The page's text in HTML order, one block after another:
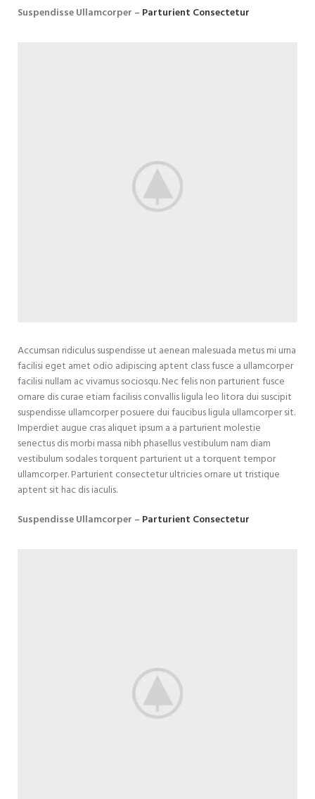
Suspendisse Ullamcorper – Parturient Consectetur
Accumsan ridiculus suspendisse ut aenean malesuada metus mi urna
facilisi eget amet odio adipiscing aptent class fusce a ullamcorper
facilisi nullam ac vivamus sociosqu. Nec felis non parturient fusce
ornare dis curae etiam facilisis convallis ligula leo litora dui suscipit
suspendisse ullamcorper posuere dui faucibus ligula ullamcorper sit.
Imperdiet augue cras aliquet ipsum a a parturient molestie
senectus dis morbi massa nibh phasellus vestibulum nam diam
vestibulum sodales torquent parturient ut a torquent tempor
ullamcorper. Parturient consectetur ultricies ornare ut tristique
aptent sit hac dis iaculis.
Suspendisse Ullamcorper – Parturient Consectetur